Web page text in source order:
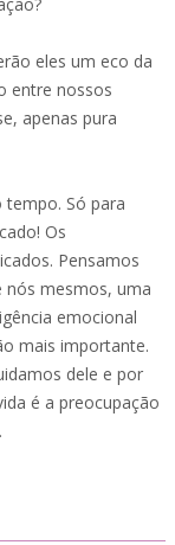
eles um eco da
entre nossos
apenas pura
Só para
Os
Pensamos
nós mesmos, uma
emocional
mais importante.
dele e por
é a preocupação